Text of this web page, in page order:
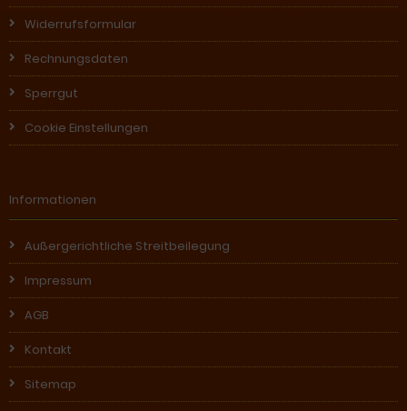
Widerrufsformular
Rechnungsdaten
Sperrgut
Cookie Einstellungen
Informationen
Außergerichtliche Streitbeilegung
Impressum
AGB
Kontakt
Sitemap